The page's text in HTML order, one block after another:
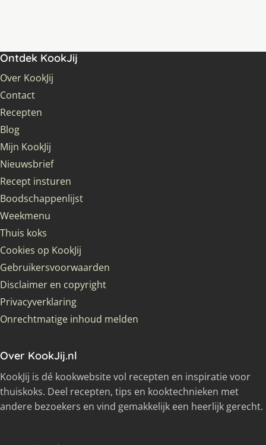
Ontdek KookJij
Over KookJij
Contact
Recepten
Blog
Mijn KookJij
Nieuwsbrief
Recept insturen
Boodschappenlijst
Weekmenu
Thuis koks
Cookies op KookJij
Gebruikersvoorwaarden
Disclaimer en copyright
Privacyverklaring
Onrechtmatige inhoud melden
Over KookJij.nl
KookJij is dé kookwebsite vol recepten en inspiratie voor
thuiskoks. Deel recepten, tips en kooktechnieken met
andere bezoekers en vind gemakkelijk een heerlijk gerecht.